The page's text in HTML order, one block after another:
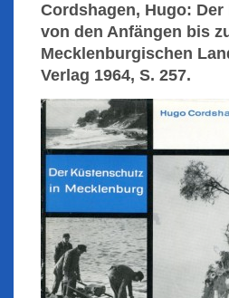
Cordshagen, Hugo:
von den Anfängen bis
Mecklenburgischen
Verlag 1964, S. 257.